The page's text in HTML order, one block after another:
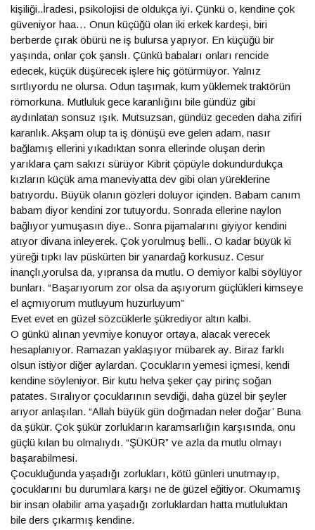
kişiliği..İradesi, psikolojisi de oldukça iyi. Çünkü o, kendine çok
güveniyor haa… Onun küçüğü olan iki erkek kardeşi, biri
berberde çırak öbürü ne iş bulursa yapıyor. En küçüğü bir
yaşında, onlar çok şanslı. Çünkü babaları onları rencide
edecek, küçük düşürecek işlere hiç götürmüyor. Yalnız
sırtlıyordu ne olursa. Odun taşımak, kum yüklemek traktörün
römorkuna. Mutluluk gece karanlığını bile gündüz gibi
aydınlatan sonsuz ışık. Mutsuzsan, gündüz geceden daha zifiri
karanlık. Akşam olup ta iş dönüşü eve gelen adam, nasır
bağlamış ellerini yıkadıktan sonra ellerinde oluşan derin
yarıklara çam sakızı sürüyor Kibrit çöpüyle dokundurdukça
kızların küçük ama maneviyatta dev gibi olan yüreklerine
batıyordu. Büyük olanın gözleri doluyor içinden. Babam canım
babam diyor kendini zor tutuyordu. Sonrada ellerine naylon
bağlıyor yumuşasın diye.. Sonra pijamalarını giyiyor kendini
atıyor divana inleyerek. Çok yorulmuş belli.. O kadar büyük ki
yüreği tıpkı lav püskürten bir yanardağ korkusuz. Cesur
inançlı,yorulsa da, yıpransa da mutlu. O demiyor kalbi söylüyor
bunları. “Başarıyorum zor olsa da aşıyorum güçlükleri kimseye
el açmıyorum mutluyum huzurluyum”
Evet evet en güzel sözcüklerle şükrediyor altın kalbi.
O günkü alınan yevmiye konuyor ortaya, alacak verecek
hesaplanıyor. Ramazan yaklaşıyor mübarek ay. Biraz farklı
olsun istiyor diğer aylardan. Çocukların yemesi içmesi, kendi
kendine söyleniyor. Bir kutu helva şeker çay pirinç soğan
patates. Sıralıyor çocuklarının sevdiği, daha güzel bir şeyler
arıyor anlaşılan. “Allah büyük gün doğmadan neler doğar’ Buna
da şükür. Çok şükür zorlukların karamsarlığın karşısında, onu
güçlü kılan bu olmalıydı. “ŞÜKÜR” ve azla da mutlu olmayı
başarabilmesi.
Çocukluğunda yaşadığı zorlukları, kötü günleri unutmayıp,
çocuklarını bu durumlara karşı ne de güzel eğitiyor. Okumamış
bir insan olabilir ama yaşadığı zorluklardan hatta mutluluktan
bile ders çıkarmış kendine.